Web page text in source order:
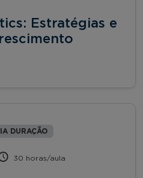
Estratégias e
DURAÇÃO
30 horas/aula